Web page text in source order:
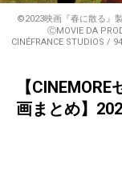
©2023映画『春に散る』
ⒸMOVIE DA
CINÉFRANCE STUDIOS /
【
画まとめ】